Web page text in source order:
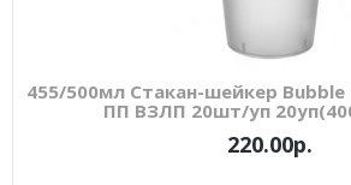
455/500мл Стакан-шейкер
ПП ВЗЛП 20шт/уп
220.00р.